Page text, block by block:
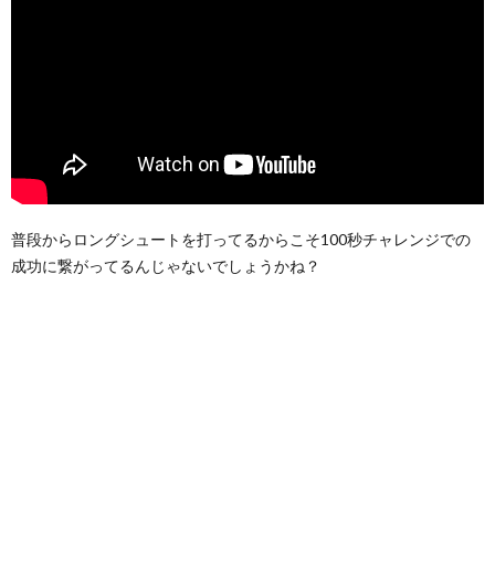
普段からロングシュートを打ってるからこそ100秒チャレンジでの
成功に繋がってるんじゃないでしょうかね？